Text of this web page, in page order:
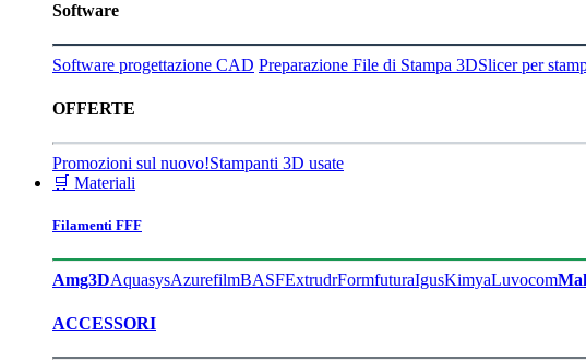
Software
Software progettazione CAD Preparazione File di Stampa 3DSlicer per
OFFERTE
Promozioni sul nuovo!Stampanti 3D usate
🛒 Materiali
Filamenti FFF
Amg3DAquasysAzurefilmBASFExtrudrFormfuturaIgusKimyaLuvocom
ACCESSORI